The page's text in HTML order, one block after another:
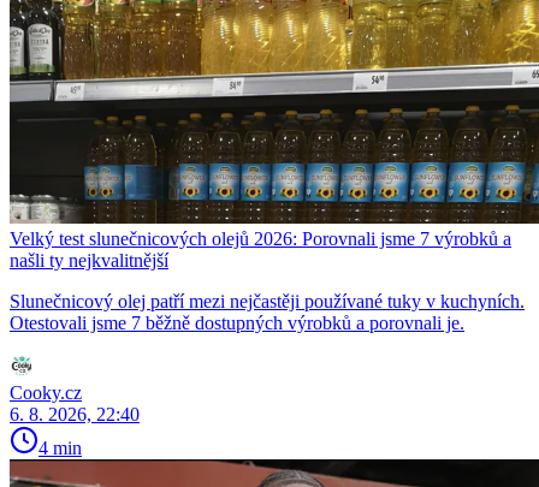
Velký test slunečnicových olejů 2026: Porovnali jsme 7 výrobků a
našli ty nejkvalitnější
Slunečnicový olej patří mezi nejčastěji používané tuky v kuchyních.
Otestovali jsme 7 běžně dostupných výrobků a porovnali je.
Cooky.cz
6. 8. 2026, 22:40
4 min